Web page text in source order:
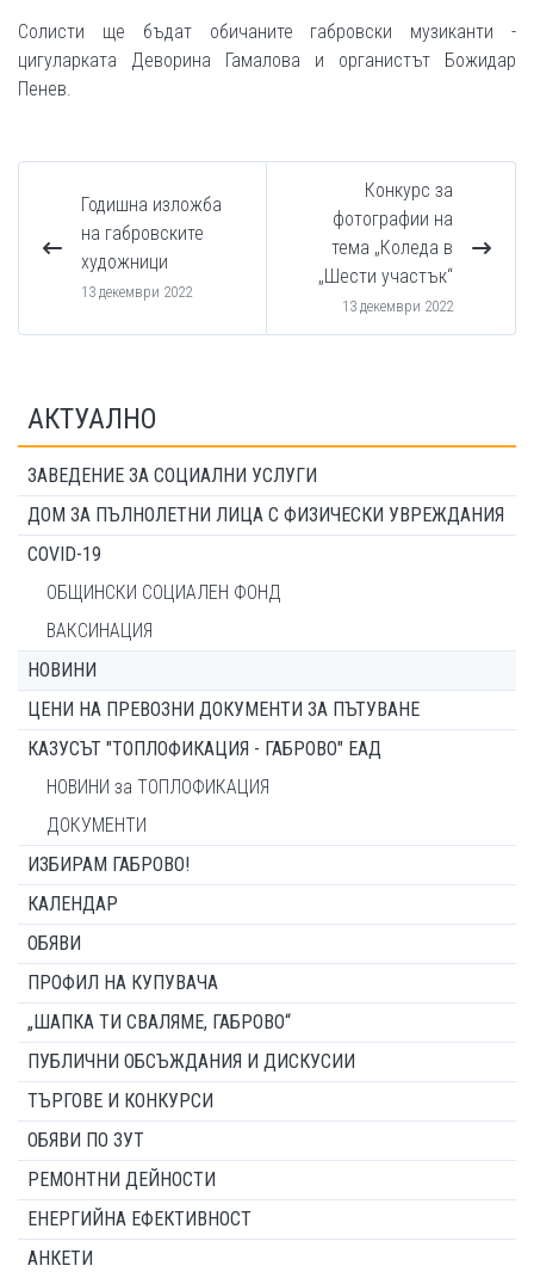
Солисти ще бъдат обичаните габровски музиканти -
цигуларката Деворина Гамалова и органистът Божидар
Пенев.
Годишна изложба
на габровските
художници
13 декември 2022
Конкурс за
фотографии на
тема „Коледа в
„Шести участък“
13 декември 2022
АКТУАЛНО
ЗАВЕДЕНИЕ ЗА СОЦИАЛНИ УСЛУГИ
ДОМ ЗА ПЪЛНОЛЕТНИ ЛИЦА С ФИЗИЧЕСКИ УВРЕЖДАНИЯ
COVID-19
ОБЩИНСКИ СОЦИАЛЕН ФОНД
ВАКСИНАЦИЯ
НОВИНИ
ЦЕНИ НА ПРЕВОЗНИ ДОКУМЕНТИ ЗА ПЪТУВАНЕ
КАЗУСЪТ "ТОПЛОФИКАЦИЯ - ГАБРОВО" ЕАД
НОВИНИ за ТОПЛОФИКАЦИЯ
ДОКУМЕНТИ
ИЗБИРАМ ГАБРОВО!
КАЛЕНДАР
ОБЯВИ
ПРОФИЛ НА КУПУВАЧА
„ШАПКА ТИ СВАЛЯМЕ, ГАБРОВО“
ПУБЛИЧНИ ОБСЪЖДАНИЯ И ДИСКУСИИ
ТЪРГОВЕ И КОНКУРСИ
ОБЯВИ ПО ЗУТ
РЕМОНТНИ ДЕЙНОСТИ
ЕНЕРГИЙНА ЕФЕКТИВНОСТ
АНКЕТИ